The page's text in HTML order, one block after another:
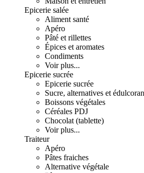
Epicerie salée
Aliment santé
Apéro
Pâté et rillettes
Épices et aromates
Condiments
Voir plus...
Epicerie sucrée
Epicerie sucrée
Sucre, alternatives et
Boissons végétales
Céréales PDJ
Chocolat (tablette)
Voir plus...
Traiteur
Apéro
Pâtes fraiches
Alternative végétale